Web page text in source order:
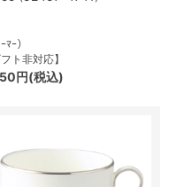
ﾏｰ）
フト非対応】
円(税込)